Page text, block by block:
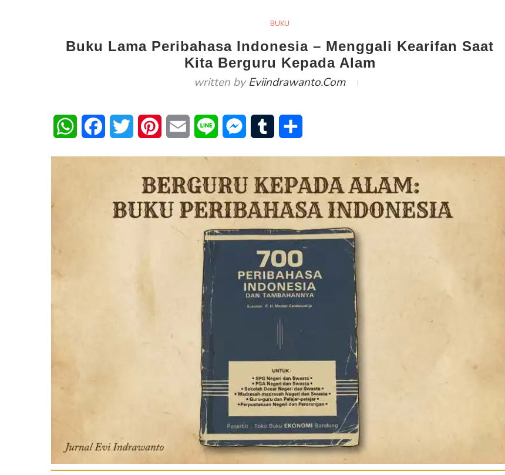
BUKU
Buku Lama Peribahasa Indonesia – Menggali Kearifan Saat
Kita Berguru Kepada Alam
written byEviindrawanto.com
WhatsAppFacebookTwitter PinterestEmail Line Messenger
Tumblr